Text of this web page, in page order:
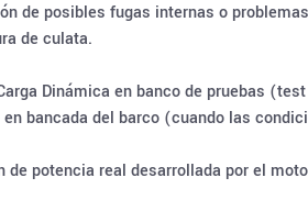
de posibles fugas internas o
de culata.
Dinámica en banco de pruebas
bancada del barco (cuando las
de potencia real desarrollada por el